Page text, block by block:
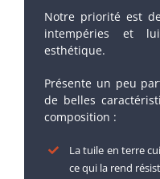
Notre priorité est
intempéries et
esthétique.
Présente un peu
de belles
composition :
La tuile en terre
ce qui la rend